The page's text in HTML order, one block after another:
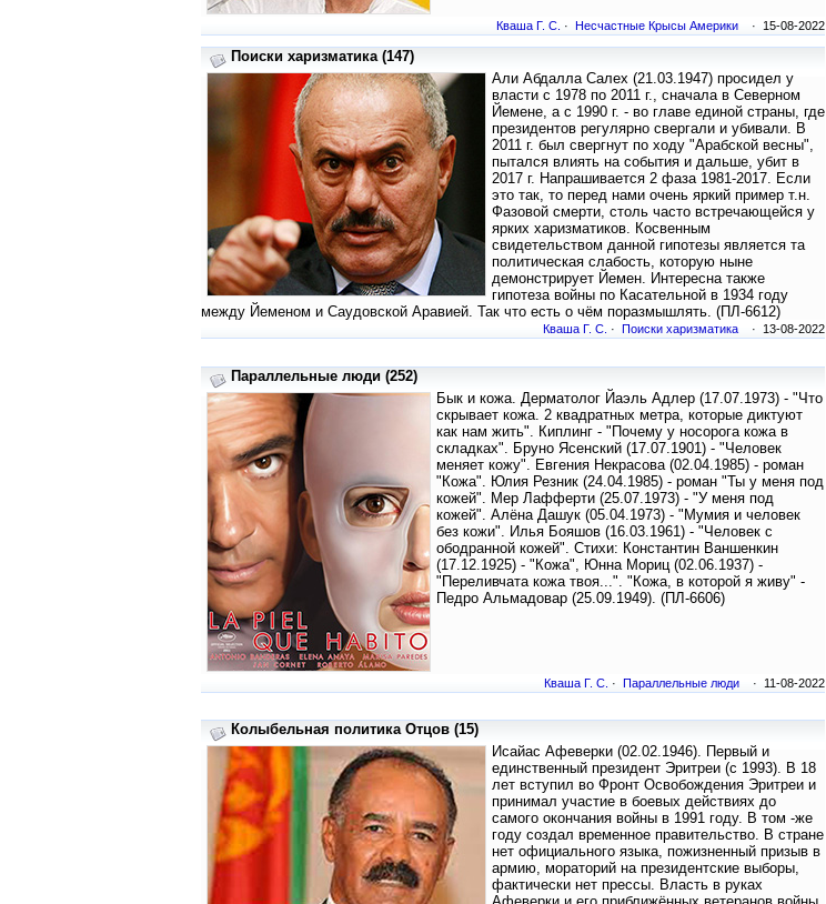
Кваша Г. С. · Несчастные Крысы Америки · 15-08-2022
Поиски харизматика (147)
Али Абдалла Салех (21.03.1947) просидел у
власти с 1978 по 2011 г., сначала в Северном
Йемене, а с 1990 г. - во главе единой страны, где
президентов регулярно свергали и убивали. В
2011 г. был свергнут по ходу "Арабской весны",
пытался влиять на события и дальше, убит в
2017 г. Напрашивается 2 фаза 1981-2017. Если
это так, то перед нами очень яркий пример т.н.
Фазовой смерти, столь часто встречающейся у
ярких харизматиков. Косвенным
свидетельством данной гипотезы является та
политическая слабость, которую ныне
демонстрирует Йемен. Интересна также
гипотеза войны по Касательной в 1934 году
между Йеменом и Саудовской Аравией. Так что есть о чём поразмышлять. (ПЛ-6612)
Кваша Г. С. · Поиски харизматика · 13-08-2022
Параллельные люди (252)
Бык и кожа. Дерматолог Йаэль Адлер (17.07.1973) - "Что
скрывает кожа. 2 квадратных метра, которые диктуют
как нам жить". Киплинг - "Почему у носорога кожа в
складках". Бруно Ясенский (17.07.1901) - "Человек
меняет кожу". Евгения Некрасова (02.04.1985) - роман
"Кожа". Юлия Резник (24.04.1985) - роман "Ты у меня под
кожей". Мер Лафферти (25.07.1973) - "У меня под
кожей". Алёна Дашук (05.04.1973) - "Мумия и человек
без кожи". Илья Бояшов (16.03.1961) - "Человек с
ободранной кожей". Стихи: Константин Ваншенкин
(17.12.1925) - "Кожа", Юнна Мориц (02.06.1937) -
"Переливчата кожа твоя...". "Кожа, в которой я живу" -
Педро Альмадовар (25.09.1949). (ПЛ-6606)
Кваша Г. С. · Параллельные люди · 11-08-2022
Колыбельная политика Отцов (15)
Исайас Афеверки (02.02.1946). Первый и
единственный президент Эритреи (с 1993). В 18
лет вступил во Фронт Освобождения Эритреи и
принимал участие в боевых действиях до
самого окончания войны в 1991 году. В том -же
году создал временное правительство. В стране
нет официального языка, пожизненный призыв в
армию, мораторий на президентские выборы,
фактически нет прессы. Власть в руках